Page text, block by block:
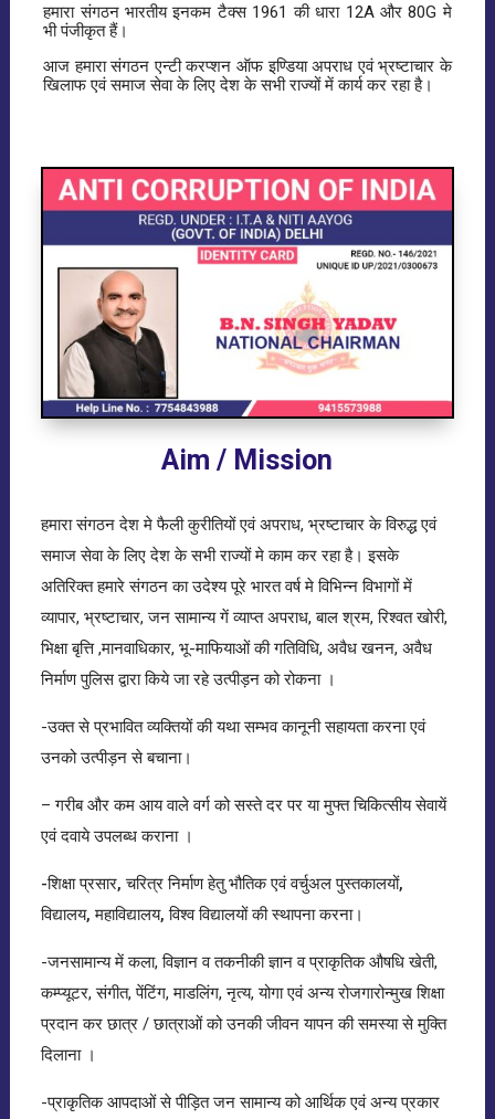
हमारा संगठन भारतीय इनकम टैक्स 1961 की धारा 12A और 80G मे
भी पंजीकृत हैं।
आज हमारा संगठन एन्टी करप्शन ऑफ इण्डिया अपराध एवं भ्रष्टाचार के
खिलाफ एवं समाज सेवा के लिए देश के सभी राज्यों में कार्य कर रहा है।
Aim / Mission
हमारा संगठन देश मे फैली कुरीतियों एवं अपराध, भ्रष्टाचार के विरुद्ध एवं
समाज सेवा के लिए देश के सभी राज्यों मे काम कर रहा है। इसके
अतिरिक्त हमारे संगठन का उदेश्य पूरे भारत वर्ष मे विभिन्न विभागों में
व्यापार, भ्रष्टाचार, जन सामान्य गें व्याप्त अपराध, बाल श्रम, रिश्वत खोरी,
भिक्षा बृत्ति ,मानवाधिकार, भू-माफियाओं की गतिविधि, अवैध खनन, अवैध
निर्माण पुलिस द्वारा किये जा रहे उत्पीड़न को रोकना ।
-उक्त से प्रभावित व्यक्तियों की यथा सम्भव कानूनी सहायता करना एवं
उनको उत्पीड़न से बचाना।
– गरीब और कम आय वाले वर्ग को सस्ते दर पर या मुफ्त चिकित्सीय सेवायें
एवं दवाये उपलब्ध कराना ।
-शिक्षा प्रसार, चरित्र निर्माण हेतु भौतिक एवं वर्चुअल पुस्तकालयों,
विद्यालय, महाविद्यालय, विश्व विद्यालयों की स्थापना करना।
-जनसामान्य में कला, विज्ञान व तकनीकी ज्ञान व प्राकृतिक औषधि खेती,
कम्प्यूटर, संगीत, पेंटिंग, माडलिंग, नृत्य, योगा एवं अन्य रोजगारोन्मुख शिक्षा
प्रदान कर छात्र / छात्राओं को उनकी जीवन यापन की समस्या से मुक्ति
दिलाना ।
-प्राकृतिक आपदाओं से पीड़ित जन सामान्य को आर्थिक एवं अन्य प्रकार